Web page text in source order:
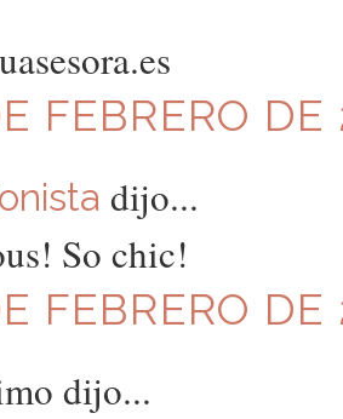
FEBRERO
dijo...
So chic!
FEBRERO
dijo...